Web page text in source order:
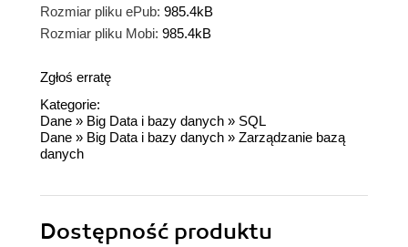
Rozmiar pliku ePub: 985.4kB
Rozmiar pliku Mobi: 985.4kB
Zgłoś erratę
Kategorie:
Dane » Big Data i bazy danych » SQL
Dane » Big Data i bazy danych » Zarządzanie bazą
danych
Dostępność produktu